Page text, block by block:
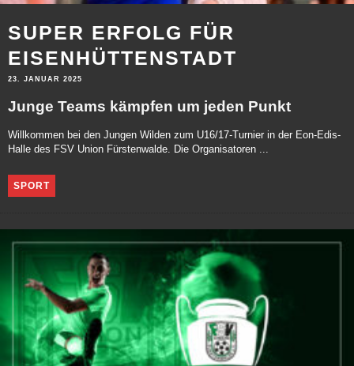
SUPER ERFOLG FÜR
EISENHÜTTENSTADT
23. JANUAR 2025
Junge Teams kämpfen um jeden Punkt
Willkommen bei den Jungen Wilden zum U16/17-Turnier in der Eon-Edis-
Halle des FSV Union Fürstenwalde. Die Organisatoren ...
SPORT